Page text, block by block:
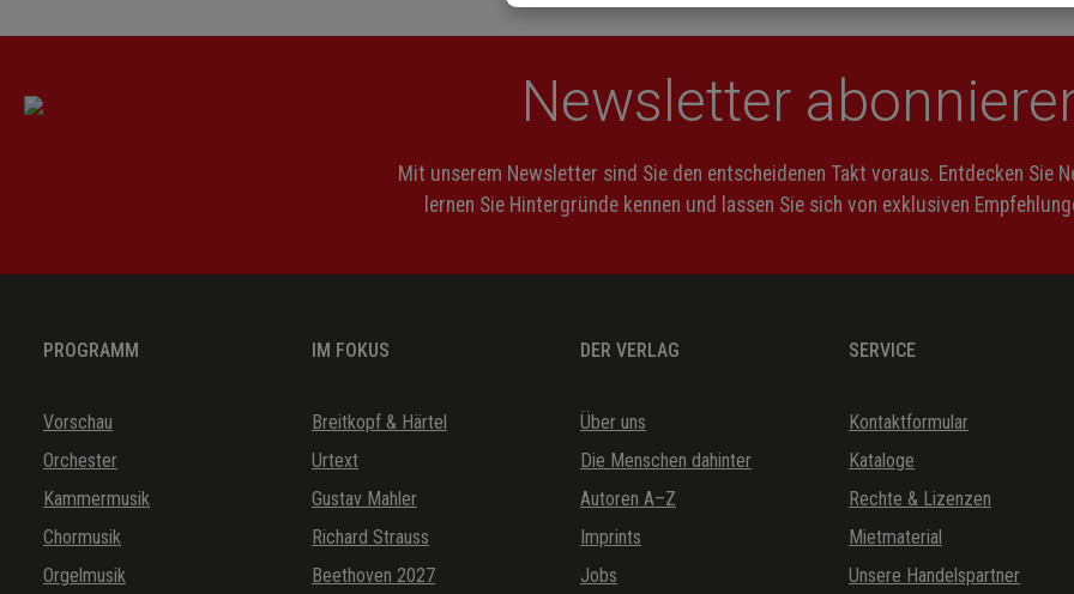
Newsletter
Mit unserem Newsletter sind Sie den entscheidenen Takt voraus. Entdecken Sie
lernen Sie Hintergründe kennen und lassen Sie sich von exklusiven
PROGRAMM
Vorschau
Orchester
Kammermusik
Chormusik
Orgelmusik
IM FOKUS
Breitkopf & Härtel
Urtext
Gustav Mahler
Richard Strauss
Beethoven 2027
DER VERLAG
Über uns
Die Menschen dahinter
Autoren A–Z
Imprints
Jobs
SERVICE
Kontaktformular
Kataloge
Rechte & Lizenzen
Mietmaterial
Unsere Handelspartner